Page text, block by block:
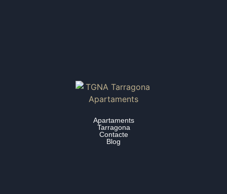
Apartaments
Tarragona
Contacte
Blog